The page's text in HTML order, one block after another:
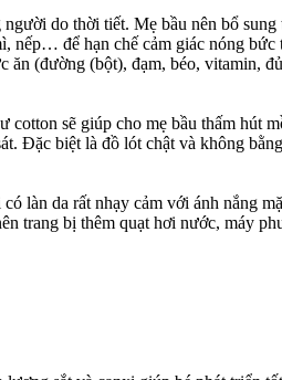
do thời tiết. Mẹ bầu nên bổ
nếp… để hạn chế cảm giác nóng bức
(đường (bột), đạm, béo, vitamin,
sẽ giúp cho mẹ bầu thấm hút
Đặc biệt là đồ lót chật và không
làn da rất nhạy cảm với ánh nắng
trang bị thêm quạt hơi nước, máy